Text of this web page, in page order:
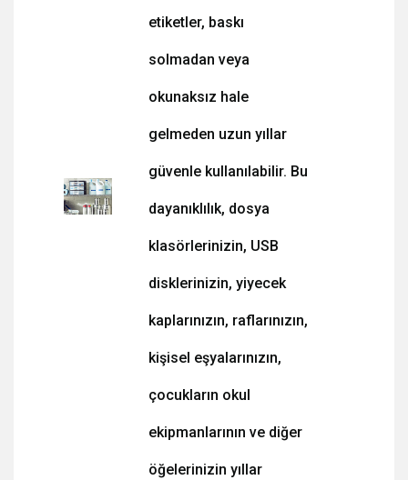
etiketler, baskı
solmadan veya
okunaksız hale
gelmeden uzun yıllar
güvenle kullanılabilir. Bu
dayanıklılık, dosya
klasörlerinizin, USB
disklerinizin, yiyecek
kaplarınızın, raflarınızın,
kişisel eşyalarınızın,
çocukların okul
ekipmanlarının ve diğer
öğelerinizin yıllar